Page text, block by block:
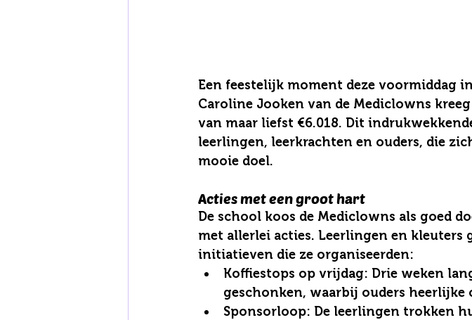
Een feestelijk moment deze voormiddag
Caroline Jooken van de Mediclowns
van maar liefst €6.018. Dit
leerlingen, leerkrachten en ouders, die
mooie doel.
Acties met een groot hart
De school koos de Mediclowns als goed
met allerlei acties. Leerlingen en
initiatieven die ze organiseerden:
Koffiestops op vrijdag: Drie weken
geschonken, waarbij ouders heerlijke
Sponsorloop: De leerlingen trokken